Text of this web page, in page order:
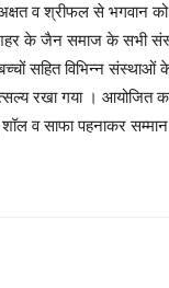
व श्रीफल से भगवान को
के जैन समाज के सभी
विभिन्न संस्थाओं के
रखा गया ।
शॉल व साफा पहनाकर